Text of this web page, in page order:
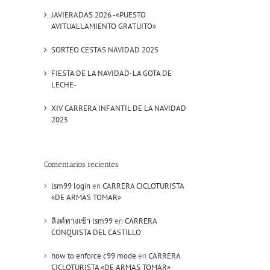
JAVIERADAS 2026 -«PUESTO
AVITUALLAMIENTO GRATUITO»
SORTEO CESTAS NAVIDAD 2025
FIESTA DE LA NAVIDAD-LA GOTA DE
LECHE-
XIV CARRERA INFANTIL DE LA NAVIDAD
2025
Comentarios recientes
lsm99 loginenCARRERA CICLOTURISTA
«DE ARMAS TOMAR»
ลิงค์ทางเข้า lsm99enCARRERA
CONQUISTA DEL CASTILLO
how to enforce c99 mode enCARRERA
CICLOTURISTA «DE ARMAS TOMAR»